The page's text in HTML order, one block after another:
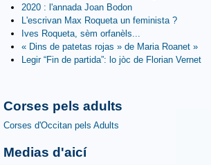
2020 : l'annada Joan Bodon
L'escrivan Max Roqueta un feminista ?
Ives Roqueta, sèm orfanèls...
« Dins de patetas rojas » de Maria Roanet »
Legir “Fin de partida”: lo jòc de Florian Vernet
Corses pels adults
Corses d'Occitan pels Adults
Medias d'aicí